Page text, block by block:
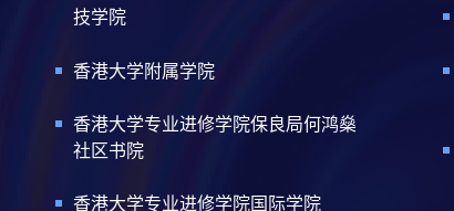
技学院
香港大学附属学院
香港大学专业进修学院保良局何鸿燊
社区书院
香港大学专业进修学院国际学院